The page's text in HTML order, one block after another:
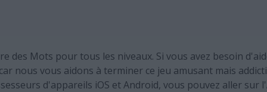
des Mots pour tous les niveaux. Si vous avez besoin
nous vous aidons à terminer ce jeu amusant mais
d'appareils iOS et Android, vous pouvez aller